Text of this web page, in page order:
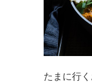
たまに行